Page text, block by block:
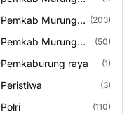
Pemkab Murung
(203)
Pemkab Murung
(50)
Pemkaburung raya (1)
Peristiwa (3)
Polri (110)